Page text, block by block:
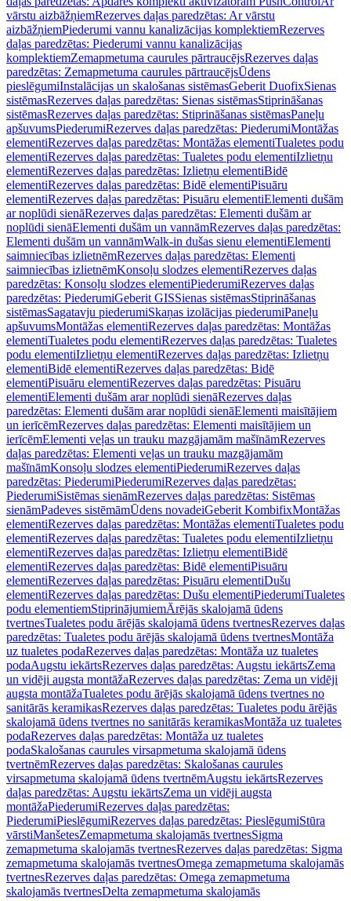
vārstu aizbāžņiemRezerves daļas paredzētas: Ar vārstu
aizbāžņiemPiederumi vannu kanalizācijas komplektiemRezerves
daļas paredzētas: Piederumi vannu kanalizācijas
komplektiemZemapmetuma caurules pārtraucējsRezerves daļas
paredzētas: Zemapmetuma caurules pārtraucējsŪdens
pieslēgumiInstalācijas un skalošanas sistēmasGeberit DuofixSienas
sistēmasRezerves daļas paredzētas: Sienas sistēmasStiprināšanas
sistēmasRezerves daļas paredzētas: Stiprināšanas sistēmasPaneļu
apšuvumsPiederumiRezerves daļas paredzētas: PiederumiMontāžas
elementiRezerves daļas paredzētas: Montāžas elementiTualetes podu
elementiRezerves daļas paredzētas: Tualetes podu elementiIzlietņu
elementiRezerves daļas paredzētas: Izlietņu elementiBidē
elementiRezerves daļas paredzētas: Bidē elementiPisuāru
elementiRezerves daļas paredzētas: Pisuāru elementiElementi dušām
ar noplūdi sienāRezerves daļas paredzētas: Elementi dušām ar
noplūdi sienāElementi dušām un vannāmRezerves daļas paredzētas:
Elementi dušām un vannāmWalk-in dušas sienu elementiElementi
saimniecības izlietnēmRezerves daļas paredzētas: Elementi
saimniecības izlietnēmKonsoļu slodzes elementiRezerves daļas
paredzētas: Konsoļu slodzes elementiPiederumiRezerves daļas
paredzētas: PiederumiGeberit GISSienas sistēmasStiprināšanas
sistēmasSagatavju piederumiSkaņas izolācijas piederumiPaneļu
apšuvumsMontāžas elementiRezerves daļas paredzētas: Montāžas
elementiTualetes podu elementiRezerves daļas paredzētas: Tualetes
podu elementiIzlietņu elementiRezerves daļas paredzētas: Izlietņu
elementiBidē elementiRezerves daļas paredzētas: Bidē
elementiPisuāru elementiRezerves daļas paredzētas: Pisuāru
elementiElementi dušām arar noplūdi sienāRezerves daļas
paredzētas: Elementi dušām arar noplūdi sienāElementi maisītājiem
un ierīcēmRezerves daļas paredzētas: Elementi maisītājiem un
ierīcēmElementi veļas un trauku mazgājamām mašīnāmRezerves
daļas paredzētas: Elementi veļas un trauku mazgājamām
mašīnāmKonsoļu slodzes elementiPiederumiRezerves daļas
paredzētas: PiederumiPiederumiRezerves daļas paredzētas:
PiederumiSistēmas sienāmRezerves daļas paredzētas: Sistēmas
sienāmPadeves sistēmāmŪdens novadeiGeberit KombifixMontāžas
elementiRezerves daļas paredzētas: Montāžas elementiTualetes podu
elementiRezerves daļas paredzētas: Tualetes podu elementiIzlietņu
elementiRezerves daļas paredzētas: Izlietņu elementiBidē
elementiRezerves daļas paredzētas: Bidē elementiPisuāru
elementiRezerves daļas paredzētas: Pisuāru elementiDušu
elementiRezerves daļas paredzētas: Dušu elementiPiederumiTualetes
podu elementiemStiprinājumiemĀrējās skalojamā ūdens
tvertnesTualetes podu ārējās skalojamā ūdens tvertnesRezerves daļas
paredzētas: Tualetes podu ārējās skalojamā ūdens tvertnesMontāža
uz tualetes podaRezerves daļas paredzētas: Montāža uz tualetes
podaAugstu iekārtsRezerves daļas paredzētas: Augstu iekārtsZema
un vidēji augsta montāžaRezerves daļas paredzētas: Zema un vidēji
augsta montāžaTualetes podu ārējās skalojamā ūdens tvertnes no
sanitārās keramikasRezerves daļas paredzētas: Tualetes podu ārējās
skalojamā ūdens tvertnes no sanitārās keramikasMontāža uz tualetes
podaRezerves daļas paredzētas: Montāža uz tualetes
podaSkalošanas caurules virsapmetuma skalojamā ūdens
tvertnēmRezerves daļas paredzētas: Skalošanas caurules
virsapmetuma skalojamā ūdens tvertnēmAugstu iekārtsRezerves
daļas paredzētas: Augstu iekārtsZema un vidēji augsta
montāžaPiederumiRezerves daļas paredzētas:
PiederumiPieslēgumiRezerves daļas paredzētas: PieslēgumiStūra
vārstiManšetesZemapmetuma skalojamās tvertnesSigma
zemapmetuma skalojamās tvertnesRezerves daļas paredzētas: Sigma
zemapmetuma skalojamās tvertnesOmega zemapmetuma skalojamās
tvertnesRezerves daļas paredzētas: Omega zemapmetuma
skalojamās tvertnesDelta zemapmetuma skalojamās